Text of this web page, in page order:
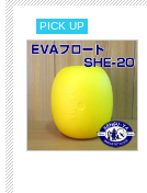
PICK UP